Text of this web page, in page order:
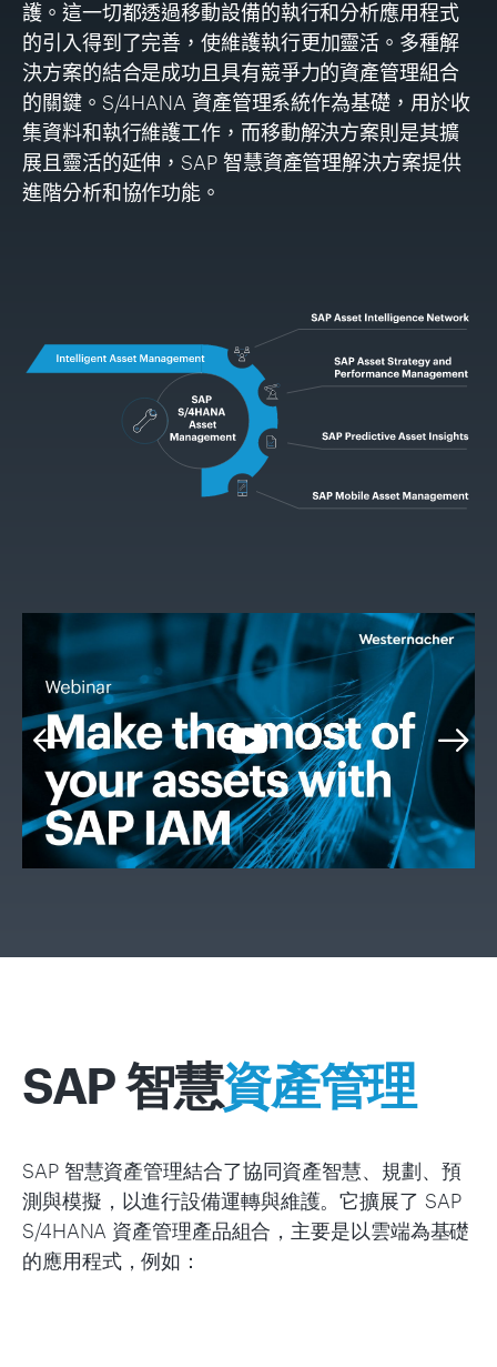
護。這一切都透過移動設備的執行和分析應用程式
的引入得到了完善，使維護執行更加靈活。多種解
決方案的結合是成功且具有競爭力的資產管理組合
的關鍵。 S/4HANA 資產管理系統作為基礎，用於收
集資料和執行維護工作，而移動解決方案則是其擴
展且靈活的延伸，SAP 智慧資產管理解決方案提供
進階分析和協作功能。
SAP 智慧資產管理
SAP 智慧資產管理結合了協同資產智慧、規劃、預
測與模擬，以進行設備運轉與維護。它擴展了 SAP
S/4HANA 資產管理產品組合，主要是以雲端為基礎
的應用程式，例如：